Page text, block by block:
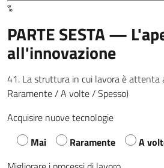
%
PARTE SESTA —
all'innovazione
41. La struttura in cui lavora è attenta
Raramente / A volte / Spesso)
Acquisire nuove tecnologie
Mai
Raramente A